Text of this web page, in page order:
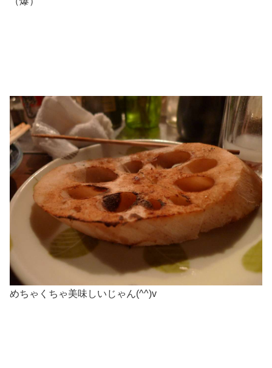
めちゃくちゃ美味しいじゃん(^^)v